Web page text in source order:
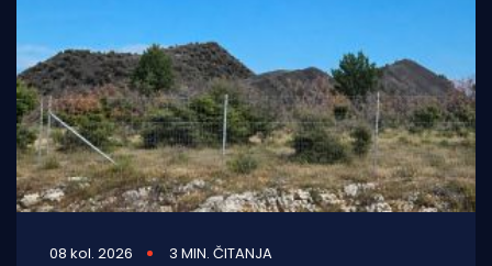
08 kol. 2026 3 MIN. ČITANJA